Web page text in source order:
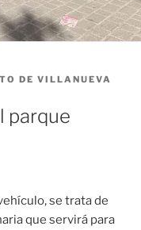
DE VILLANUEVA
parque
se trata de
que servirá para